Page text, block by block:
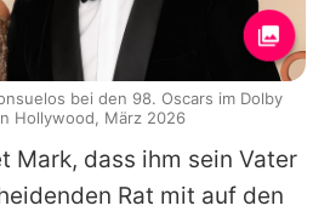
Mark, dass ihm sein Vater
Rat mit auf den
bei den 98. Oscars im Dolby
Hollywood, März 2026